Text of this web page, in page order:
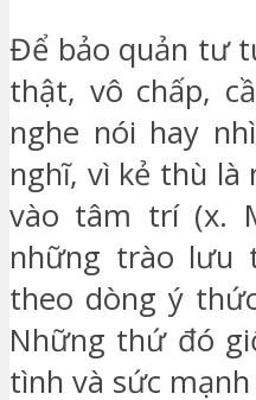
Để bảo quản tư
thật, vô chấp,
nghe nói hay
nghĩ, vì kẻ thù là
vào tâm trí (x.
những trào lưu
theo dòng ý
Những thứ đó
tình và sức